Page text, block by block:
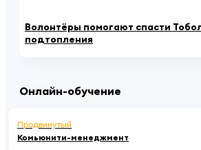
Волонтёры помогают спасти
подтопления
Онлайн-обучение
Продвинутый
Комьюнити-менеджмент